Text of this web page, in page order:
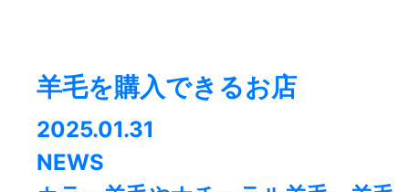
羊毛を購入できるお店
2025.01.31
NEWS